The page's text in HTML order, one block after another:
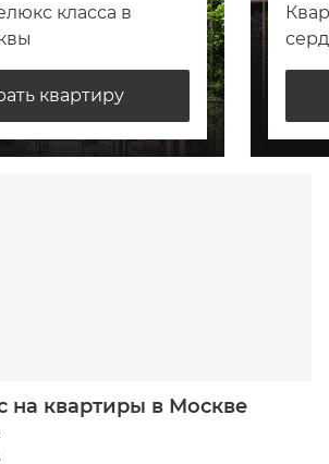
класса в
квартиру
на квартиры в Москве